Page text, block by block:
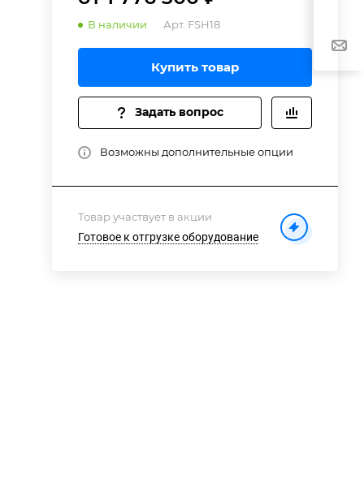
В наличии Арт. FSH18
Купить товар
Задать вопрос
Возможны дополнительные опции
Товар участвует в акции
Готовое к отгрузке оборудование